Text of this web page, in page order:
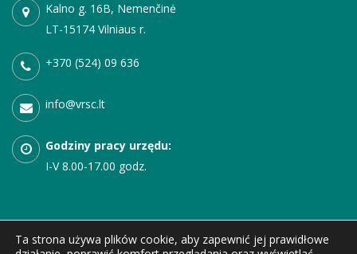
Kalno g. 16B, Nemenčinė
LT-15174 Vilniaus r.
+370 (524) 09 636
info@vrsc.lt
Godziny pracy urzędu:
I-V8.00-17.00 godz.
Ta strona używa plików cookie, aby zapewnić jej prawidłowe